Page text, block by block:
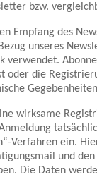
bzw.
Empfang des
unseres
verwendet.
oder die
wirksame
Verfahren ein.
und
Die Daten